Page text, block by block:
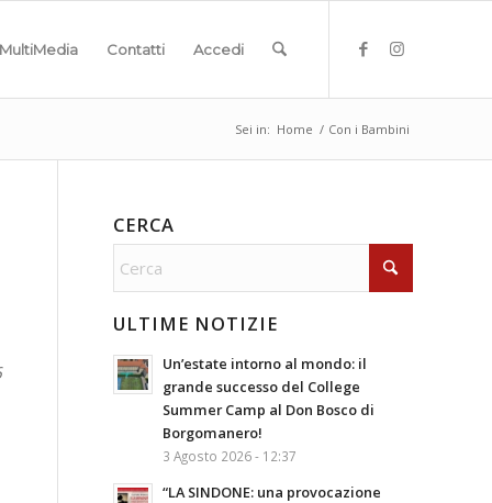
Contatti Accedi
Sei in: Home / Con i Bambini
CERCA
ULTIME NOTIZIE
Un’estate intorno al mondo: il
grande successo del College
Summer Camp al Don Bosco di
Borgomanero!
3 Agosto 2026 - 12:37
“LA SINDONE: una provocazione